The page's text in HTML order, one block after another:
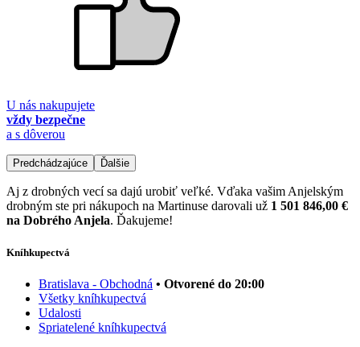
U nás nakupujete
vždy bezpečne
a s dôverou
Predchádzajúce Ďalšie
Aj z drobných vecí sa dajú urobiť veľké. Vďaka vašim Anjelským
drobným ste pri nákupoch na Martinuse darovali už 1 501 846,00 €
na Dobrého Anjela. Ďakujeme!
Kníhkupectvá
Bratislava - Obchodná • Otvorené do 20:00
Všetky kníhkupectvá
Udalosti
Spriatelené kníhkupectvá